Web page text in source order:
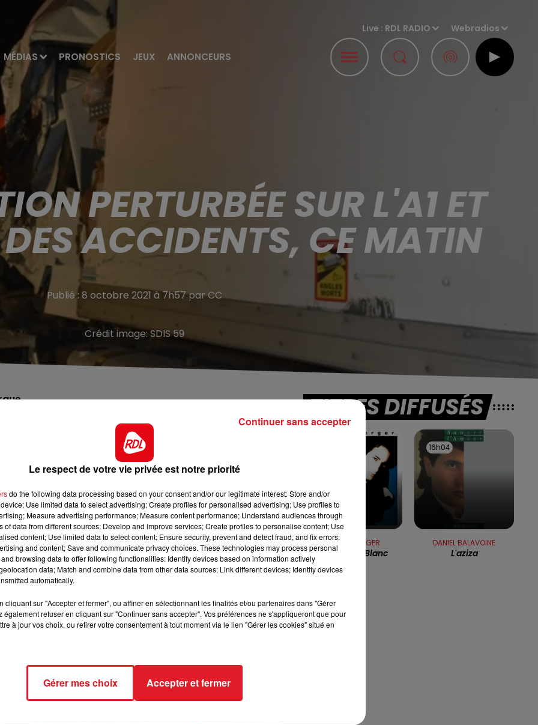
MÉDIAS PRONOSTICS JEUX ANNONCEURS
Live : RDL RADIO Webradios
7h00 - 10h00
DEBOUT C'EST L'HEURE
12h00 - 13h00
RDL & VOUS
PERTURBÉE SUR L'A1 ET
ACCIDENTS, CE MATIN
Publié : 8 octobre 2021 à 7h57 par CC
Crédit image:SDIS 59
dans le sens Paris - Lille, pour un accident de la
léger. Les sapeurs-pompiers ont procédé à la
véhicule. Un homme de 40 ans a été grièvement
secteur.
un accident dans le sens Boulogne vers Calais. Un
tous deux immobilisés sur les deux voies. La voie de
6 km est en cours
TITRES DIFFUSÉS
MICHEL BERGER
Le Paradis Blanc
16h04
16h04
DANIEL BALAVOINE
L'aziza
Le respect de votre vie privée est notre priorité
do the following data processing based on your consent and/or our legitimate interest: Store and/or
Use limited data to select advertising; Create profiles for personalised advertising; Use profiles to
Measure advertising performance; Measure content performance; Understand audiences through
of data from different sources; Develop and improve services; Create profiles to personalise content; Use
content; Use limited data to select content; Ensure security, prevent and detect fraud, and fix errors;
and content; Save and communicate privacy choices. These technologies may process personal
browsing data to offer following functionalities: Identify devices based on information actively
data; Match and combine data from other data sources; Link different devices; Identify devices
automatically.
cliquant sur "Accepter et fermer", ou affiner en sélectionnant les finalités et/ou partenaires dans "Gérer
également refuser en cliquant sur "Continuer sans accepter". Vos préférences ne s'appliqueront que pour
à jour vos choix, ou retirer votre consentement à tout moment via le lien "Gérer les cookies" situé en
Gérer mes choix Accepter et fermer
Continuer sans accepter